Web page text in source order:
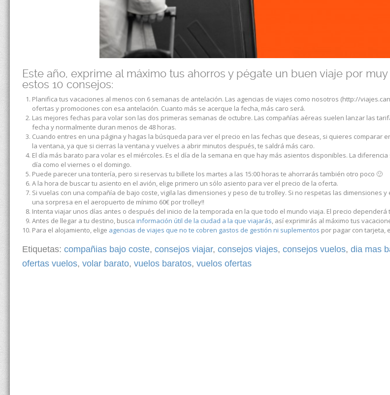
Este año, exprime al máximo tus ahorros y pégate un buen viaje por
estos 10 consejos:
Planifica tus vacaciones al menos con 6 semanas de antelación. Las agencias de viajes como nosotros (http://
ofertas y promociones con esa antelación. Cuanto más se acerque la fecha, más caro será.
Las mejores fechas para volar son las dos primeras semanas de octubre. Las compañías aéreas suelen lanzar las
fecha y normalmente duran menos de 48 horas.
Cuando entres en una página y hagas la búsqueda para ver el precio en las fechas que deseas, si quieres comparar
la ventana, ya que si cierras la ventana y vuelves a abrir minutos después, te saldrá más caro.
El día más barato para volar es el miércoles. Es el día de la semana en que hay más asientos disponibles. La
día como el viernes o el domingo.
Puede parecer una tontería, pero si reservas tu billete los martes a las 15:00 horas te ahorrarás también otro poco 🙂
A la hora de buscar tu asiento en el avión, elige primero un sólo asiento para ver el precio de la oferta.
Si vuelas con una compañía de bajo coste, vigila las dimensiones y peso de tu trolley. Si no respetas las dimensiones
una sorpresa en el aeropuerto de mínimo 60€ por trolley!!
Intenta viajar unos días antes o después del inicio de la temporada en la que todo el mundo viaja. El precio dependerá
Antes de llegar a tu destino, busca información útil de la ciudad a la que viajarás, así exprimirás al máximo tus
Para el alojamiento, elige agencias de viajes que no te cobren gastos de gestión ni suplementos por pagar con tarjeta,
Etiquetas: compañias bajo coste, consejos viajar, consejos viajes, consejos vuelos, dia mas
ofertas vuelos, volar barato, vuelos baratos, vuelos ofertas